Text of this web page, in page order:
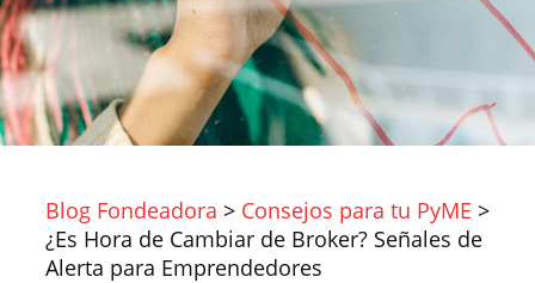
Blog Fondeadora > Consejos para tu PyME >
¿Es Hora de Cambiar de Broker? Señales de
Alerta para Emprendedores